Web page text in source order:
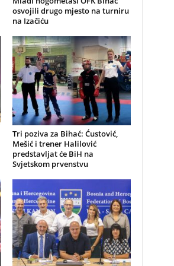
osvojili drugo mjesto na turniru
na Izačiću
Tri poziva za Bihać: Ćustović,
Mešić i trener Halilović
predstavljat će BiH na
Svjetskom prvenstvu